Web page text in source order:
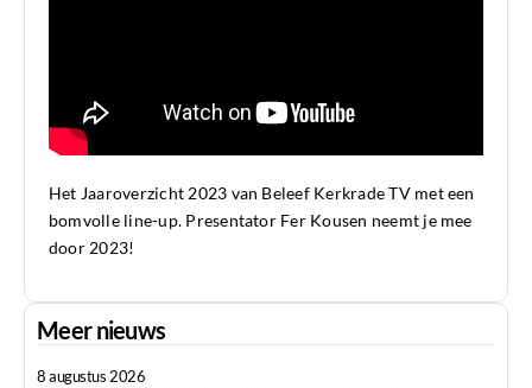
Het Jaaroverzicht 2023 van Beleef Kerkrade TV met een
bomvolle line-up. Presentator Fer Kousen neemt je mee
door 2023!
Meer nieuws
8 augustus 2026